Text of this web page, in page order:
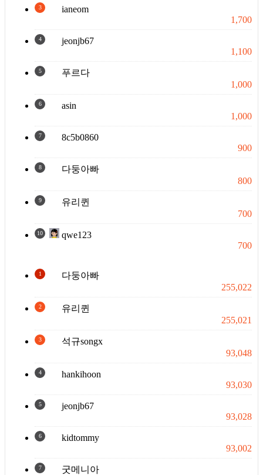
3
ianeom
1,700
4
jeonjb67
1,100
5
푸르다
1,000
6
asin
1,000
7
8c5b0860
900
8
다둥아빠
800
9
유리퀸
700
10
qwe123
700
1
다둥아빠
255,022
2
유리퀸
255,021
3
석규songx
93,048
4
hankihoon
93,030
5
jeonjb67
93,028
6
kidtommy
93,002
7
굿메니아